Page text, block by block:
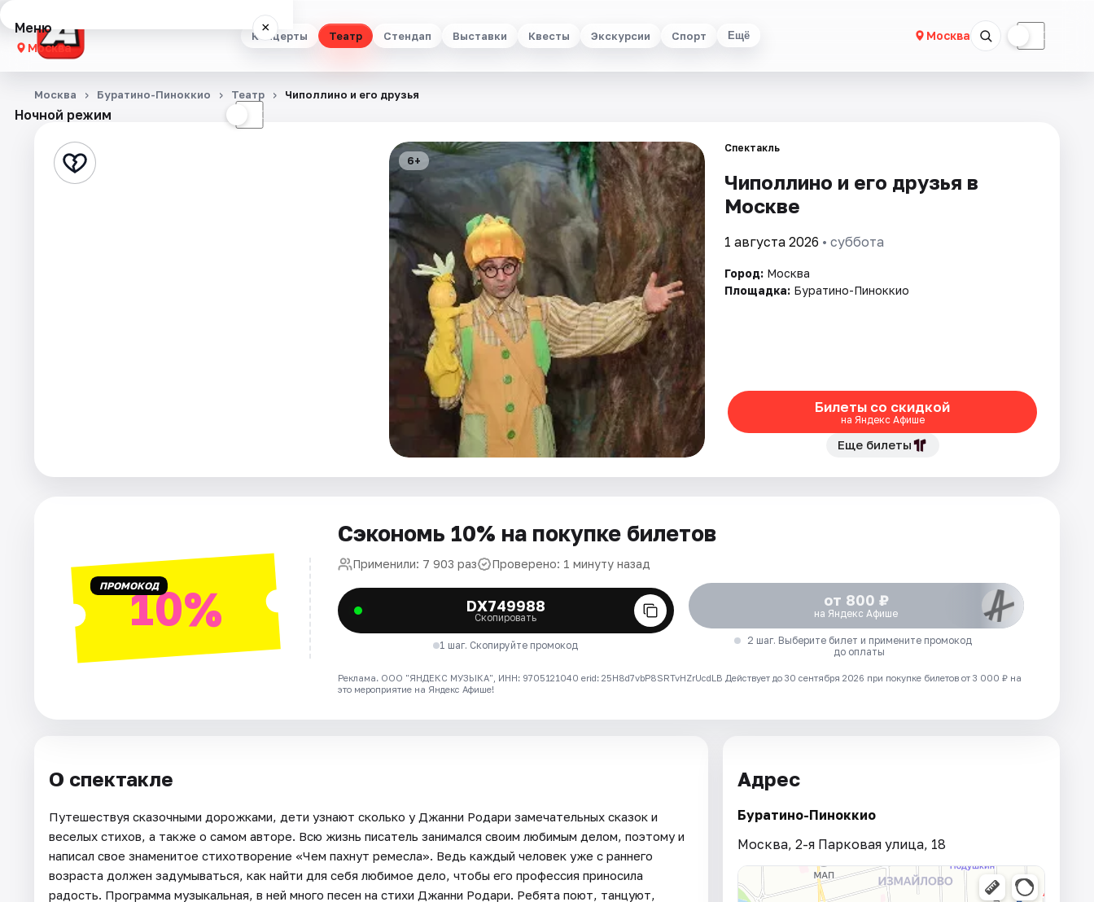
Концерты Театр Стендап Выставки Квесты Экскурсии Спорт Ещё Москва ☾
Меню ×
Москва
Концерты
Стендап
Ночной режим ☾
Москва Буратино-Пиноккио Театр Чиполлино и его друзья
6+
Спектакль
Чиполлино и его друзья в
Москве
1 августа 2026 • суббота
Город: Москва
Площадка: Буратино-Пиноккио
Билеты со скидкой
на Яндекс Афише
Еще билеты
ПРОМОКОД10%
Сэкономь 10% на покупке билетов
Применили: 7 903 раз Проверено: 1 минуту назад
DX749988
Скопировать
1 шаг. Скопируйте промокод
от 800 ₽
на Яндекс Афише
2 шаг. Выберите билет и примените промокод
до оплаты
Реклама. ООО "ЯНДЕКС МУЗЫКА", ИНН: 9705121040 erid: 25H8d7vbP8SRTvHZrUcdLB Действует до 30 сентября 2026 при покупке билетов от 3 000 ₽ на
это мероприятие на Яндекс Афише!
О спектакле
Путешествуя сказочными дорожками, дети узнают сколько у Джанни Родари замечательных сказок и
веселых стихов, а также о самом авторе. Всю жизнь писатель занимался своим любимым делом, поэтому и
написал свое знаменитое стихотворение «Чем пахнут ремесла». Ведь каждый человек уже с раннего
возраста должен задумываться, как найти для себя любимое дело, чтобы его профессия приносила
радость. Программа музыкальная, в ней много песен на стихи Джанни Родари. Ребята поют, танцуют,
Адрес
Буратино-Пиноккио
Москва, 2-я Парковая улица, 18